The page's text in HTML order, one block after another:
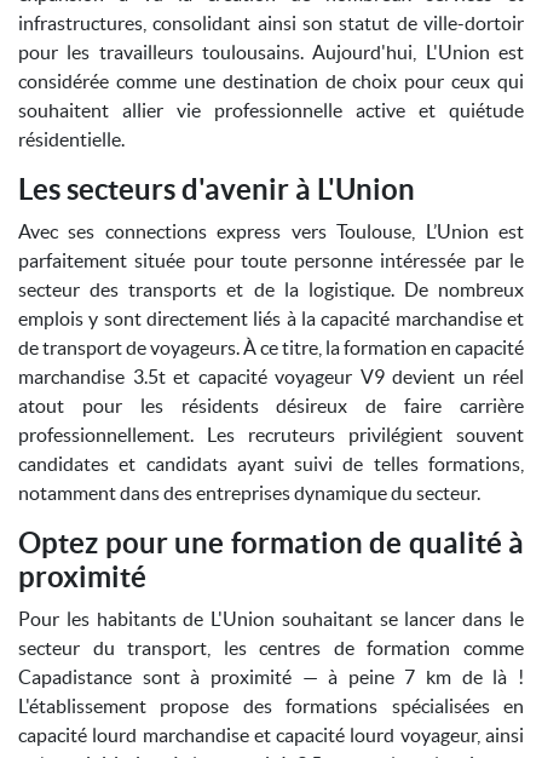
infrastructures, consolidant ainsi son statut de ville-dortoir
pour les travailleurs toulousains. Aujourd'hui, L'Union est
considérée comme une destination de choix pour ceux qui
souhaitent allier vie professionnelle active et quiétude
résidentielle.
Les secteurs d'avenir à L'Union
Avec ses connections express vers Toulouse, L’Union est
parfaitement située pour toute personne intéressée par le
secteur des transports et de la logistique. De nombreux
emplois y sont directement liés à la capacité marchandise et
de transport de voyageurs. À ce titre, la formation en capacité
marchandise 3.5t et capacité voyageur V9 devient un réel
atout pour les résidents désireux de faire carrière
professionnellement. Les recruteurs privilégient souvent
candidates et candidats ayant suivi de telles formations,
notamment dans des entreprises dynamique du secteur.
Optez pour une formation de qualité à
proximité
Pour les habitants de L'Union souhaitant se lancer dans le
secteur du transport, les centres de formation comme
Capadistance sont à proximité — à peine 7 km de là !
L'établissement propose des formations spécialisées en
capacité lourd marchandise et capacité lourd voyageur, ainsi